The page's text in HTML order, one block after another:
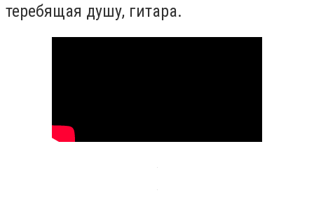
теребящая душу, гитара.